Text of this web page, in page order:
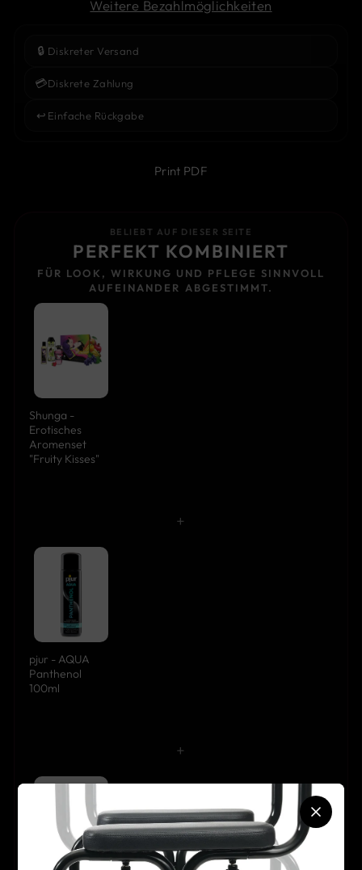
Weitere Bezahlmöglichkeiten
🔒 Diskreter Versand
💳Diskrete Zahlung
↩️ Einfache Rückgabe
Print PDF
BELIEBT AUF DIESER SEITE
PERFEKT KOMBINIERT
FÜR LOOK, WIRKUNG UND PFLEGE SINNVOLL
AUFEINANDER ABGESTIMMT.
Shunga -
Erotisches
Aromenset
"Fruity Kisses"
+
pjur - AQUA
Panthenol
100ml
+